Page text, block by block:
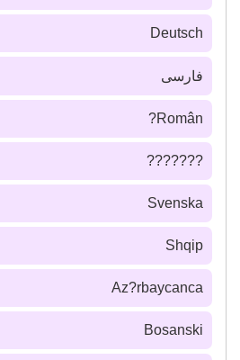
Deutsch
فارسى
Român?
???????
Svenska
Shqip
Az?rbaycanca
Bosanski